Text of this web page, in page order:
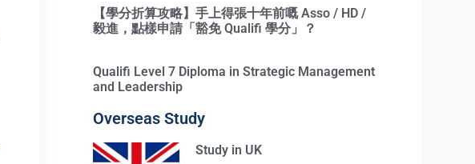
【學分折算攻略】手上得張十年前嘅 Asso / HD /
毅進，點樣申請「豁免 Qualifi 學分」？
Qualifi Level 7 Diploma in Strategic Management
and Leadership
Overseas Study
Study in UK